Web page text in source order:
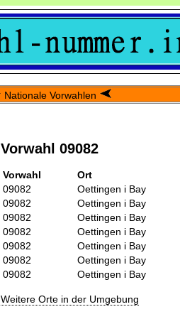
Nationale Vorwahlen
Vorwahl 09082
Vorwahl
Ort
09082
Oettingen i Bay
09082
Oettingen i Bay
09082
Oettingen i Bay
09082
Oettingen i Bay
09082
Oettingen i Bay
09082
Oettingen i Bay
09082
Oettingen i Bay
Weitere Orte in der Umgebung